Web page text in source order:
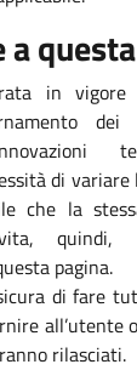
in
di
che la
quindi,
pagina.
di fare
all’utente
rilasciati.